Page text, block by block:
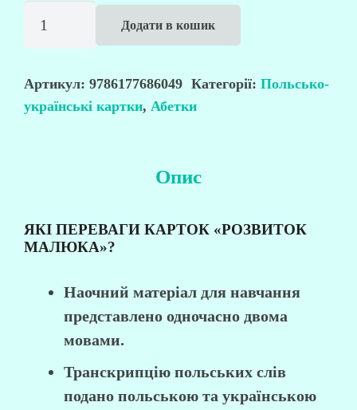
абетка
українські)
кількість
Додати в кошик
Артикул: 9786177686049 Категорії: Польсько-
українські картки, Абетки
Опис
ЯКІ ПЕРЕВАГИ КАРТОК «РОЗВИТОК
МАЛЮКА»?
Наочний матеріал для навчання
представлено одночасно двома
мовами.
Транскрипцію польських слів
подано польською та українською